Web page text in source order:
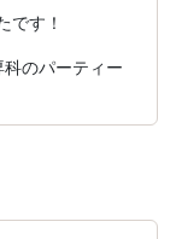
です！
のパーティー